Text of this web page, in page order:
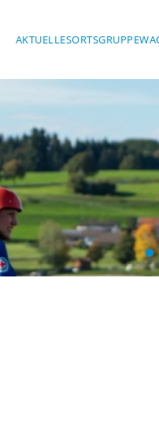
AKTUELLESORTSGRUPPE